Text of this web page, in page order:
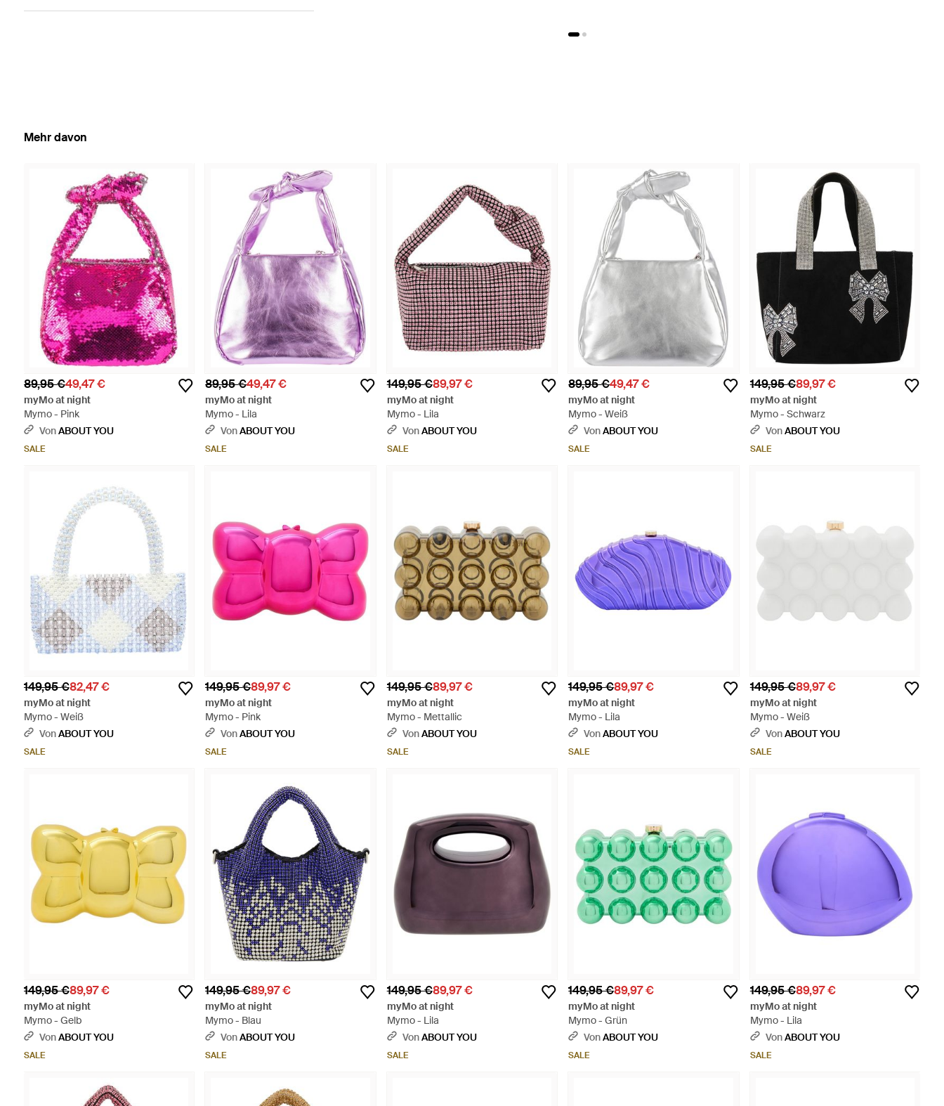
Mehr davon
89,95 €49,47 €
myMo at night
Mymo - Pink
VonABOUT YOU
SALE
89,95 €49,47 €
myMo at night
Mymo - Lila
VonABOUT YOU
SALE
149,95 €89,97 €
myMo at night
Mymo - Lila
VonABOUT YOU
SALE
89,95 €49,47 €
myMo at night
Mymo - Weiß
VonABOUT YOU
SALE
149,95 €89,97 €
myMo at night
Mymo - Schwarz
VonABOUT YOU
SALE
149,95 €82,47 €
myMo at night
Mymo - Weiß
VonABOUT YOU
SALE
149,95 €89,97 €
myMo at night
Mymo - Pink
VonABOUT YOU
SALE
149,95 €89,97 €
myMo at night
Mymo - Mettallic
VonABOUT YOU
SALE
149,95 €89,97 €
myMo at night
Mymo - Lila
VonABOUT YOU
SALE
149,95 €89,97 €
myMo at night
Mymo - Weiß
VonABOUT YOU
SALE
149,95 €89,97 €
myMo at night
Mymo - Gelb
VonABOUT YOU
SALE
149,95 €89,97 €
myMo at night
Mymo - Blau
VonABOUT YOU
SALE
149,95 €89,97 €
myMo at night
Mymo - Lila
VonABOUT YOU
SALE
149,95 €89,97 €
myMo at night
Mymo - Grün
VonABOUT YOU
SALE
149,95 €89,97 €
myMo at night
Mymo - Lila
VonABOUT YOU
SALE